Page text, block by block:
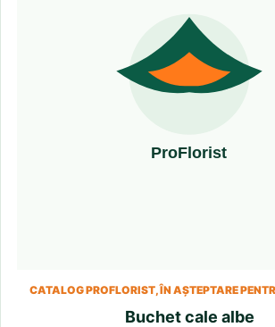
CATALOG PROFLORIST, ÎN AȘTEPTARE
Buchet cale albe